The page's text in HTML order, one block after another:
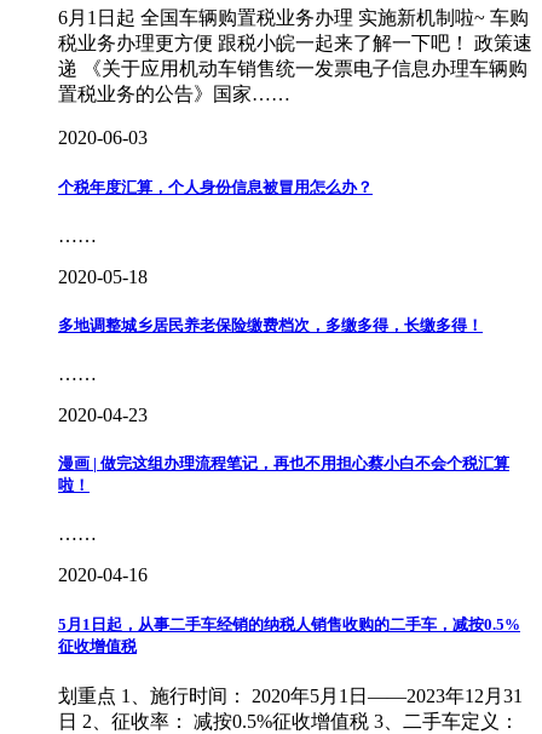
6月1日起 全国车辆购置税业务办理 实施新机制啦~ 车购
税业务办理更方便 跟税小皖一起来了解一下吧！ 政策速
递 《关于应用机动车销售统一发票电子信息办理车辆购
置税业务的公告》国家……
2020-06-03
个税年度汇算，个人身份信息被冒用怎么办？
……
2020-05-18
多地调整城乡居民养老保险缴费档次，多缴多得，长缴多得！
……
2020-04-23
漫画 | 做完这组办理流程笔记，再也不用担心蔡小白不会个税汇算
啦！
……
2020-04-16
5月1日起，从事二手车经销的纳税人销售收购的二手车，减按0.5%
征收增值税
划重点 1、施行时间： 2020年5月1日——2023年12月31
日 2、征收率： 减按0.5%征收增值税 3、二手车定义：